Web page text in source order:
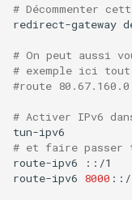
# Décommenter
redirect-gateway
# On peut aussi
# exemple ici
#route
# Activer IPv6
# et faire passer
route-ipv6
::/1
route-ipv6 8000 ::/